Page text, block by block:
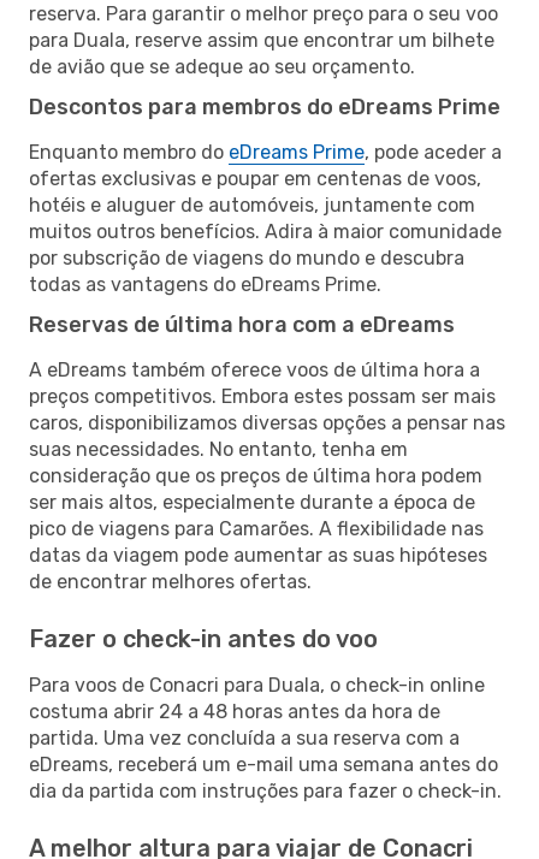
reserva. Para garantir o melhor preço para o seu voo
para Duala, reserve assim que encontrar um bilhete
de avião que se adeque ao seu orçamento.
Descontos para membros do eDreams Prime
Enquanto membro do eDreams Prime, pode aceder a
ofertas exclusivas e poupar em centenas de voos,
hotéis e aluguer de automóveis, juntamente com
muitos outros benefícios. Adira à maior comunidade
por subscrição de viagens do mundo e descubra
todas as vantagens do eDreams Prime.
Reservas de última hora com a eDreams
A eDreams também oferece voos de última hora a
preços competitivos. Embora estes possam ser mais
caros, disponibilizamos diversas opções a pensar nas
suas necessidades. No entanto, tenha em
consideração que os preços de última hora podem
ser mais altos, especialmente durante a época de
pico de viagens para Camarões. A flexibilidade nas
datas da viagem pode aumentar as suas hipóteses
de encontrar melhores ofertas.
Fazer o check-in antes do voo
Para voos de Conacri para Duala, o check-in online
costuma abrir 24 a 48 horas antes da hora de
partida. Uma vez concluída a sua reserva com a
eDreams, receberá um e-mail uma semana antes do
dia da partida com instruções para fazer o check-in.
A melhor altura para viajar de Conacri